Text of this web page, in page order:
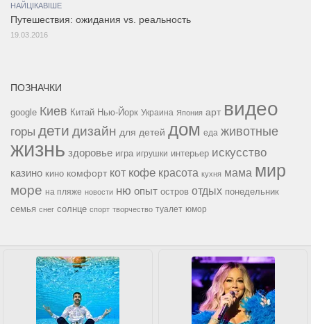
НАЙЦІКАВІШЕ
Путешествия: ожидания vs. реальность
19.03.2016
ПОЗНАЧКИ
google Киев Китай Нью-Йорк Украина Япония арт видео
горы дети дизайн для детей дом еда животные
жизнь здоровье игра игрушки интерьер искусство
казино кино комфорт кот кофе красота кухня мама мир
море на пляже новости ню опыт остров отдых понедельник
семья снег солнце спорт творчество туалет юмор